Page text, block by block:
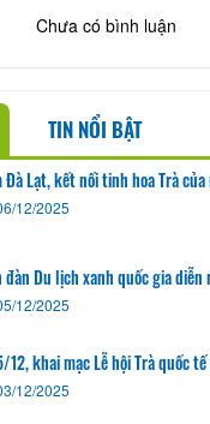
Chưa có bình luận
TIN NỔI BẬT
Đà Lạt, kết nối tinh hoa Trà
12/2025
đàn Du lịch xanh quốc gia diễn
12/2025
12, khai mạc Lễ hội Trà quốc
12/2025